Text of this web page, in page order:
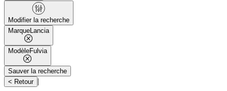
Modifier la recherche
MarqueLancia
ModèleFulvia
Sauver la recherche
< Retour |